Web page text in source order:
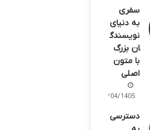
سفری
به دنیای
نویسندگ
ان بزرگ
با متون
اصلی
02/04/1405
دسترسی